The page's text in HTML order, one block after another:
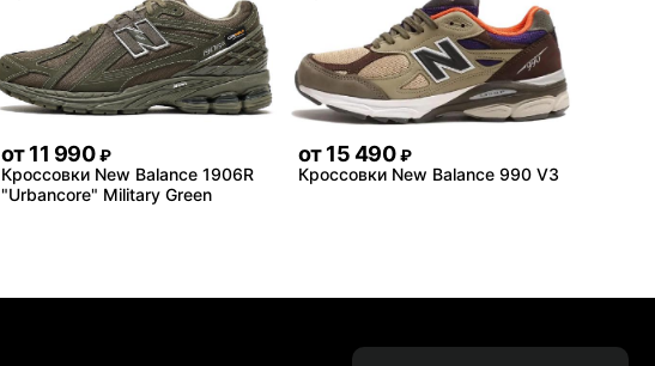
от11 990 ₽
Кроссовки New Balance 1906R
"Urbancore" Military Green
от15 490 ₽
Кроссовки New Balance 990 V3